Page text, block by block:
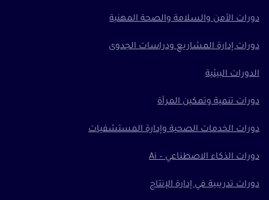
دورات الأمن والسلامة والصحة المهنية
دورات إدارة المشاريع ودراسات الجدوى
الدورات البيئية
دورات تنمية وتمكين المرأة
دورات الخدمات الصحية وإدارة المستشفيات
دورات الذكاء الاصطناعي – Ai
دورات تدريبية في إدارة الإنتاج